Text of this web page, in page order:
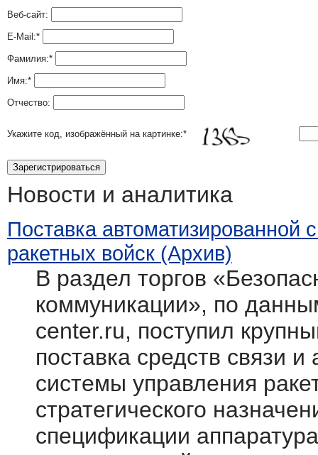
Веб-сайт:
E-Mail:*
Фамилия:*
Имя:*
Отчество:
Укажите код, изображённый на картинке:*
Новости и аналитика
Поставка автоматизированной
ракетных войск (Архив)
В раздел торгов
коммуникации», по
center.ru, поступил
поставка средств связи
системы управления
стратегического
спецификации